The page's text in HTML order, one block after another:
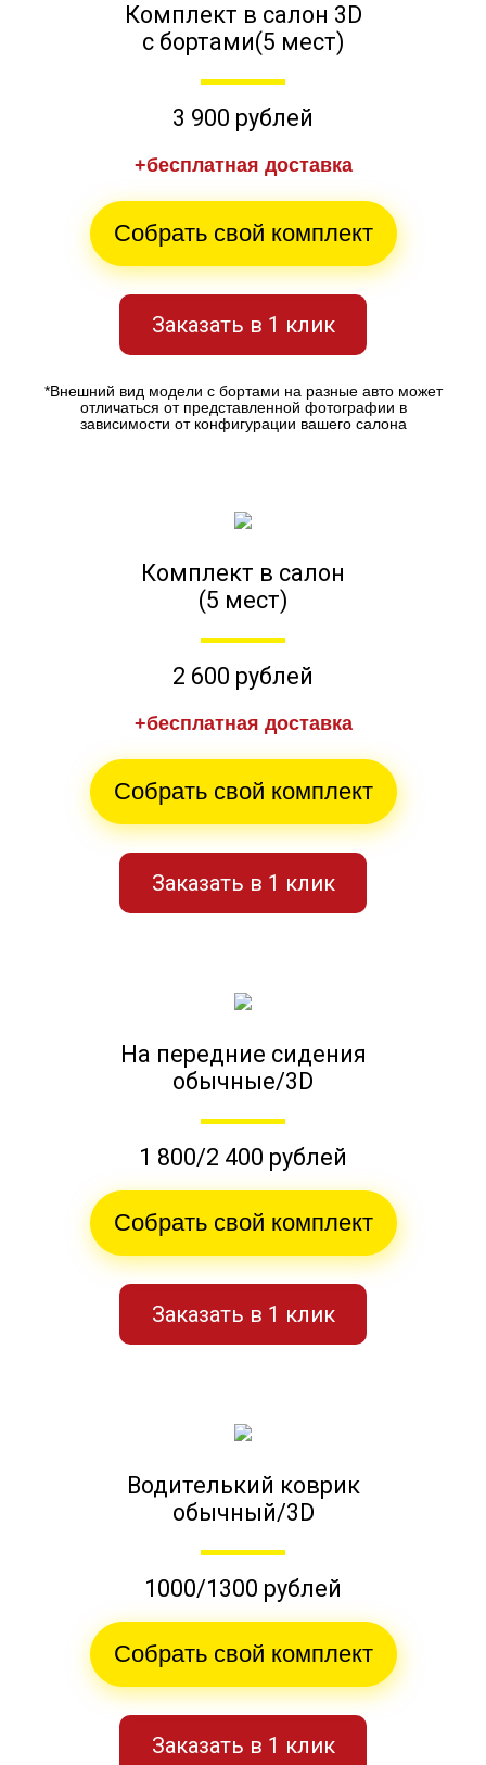
Комплект в салон 3D
с бортами(5 мест)
3 900 рублей
+бесплатная доставка
Собрать свой комплект
Заказать в 1 клик
*Внешний вид модели с бортами на разные авто может
отличаться от представленной фотографии в
зависимости от конфигурации вашего салона
Комплект в салон
(5 мест)
2 600 рублей
+бесплатная доставка
Собрать свой комплект
Заказать в 1 клик
На передние сидения
обычные/3D
1 800/2 400 рублей
Собрать свой комплект
Заказать в 1 клик
Водителький коврик
обычный/3D
1000/1300 рублей
Собрать свой комплект
Заказать в 1 клик